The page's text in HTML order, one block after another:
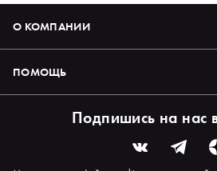
О КОМПАНИИ
ПОМОЩЬ
Подпишись на нас